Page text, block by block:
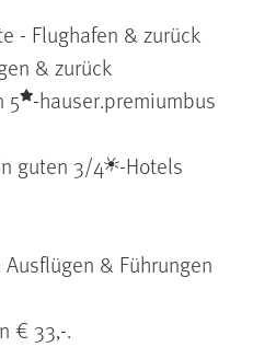
- Flughafen & zurück
& zurück
5 -hauser.premiumbus
guten 3/4 -Hotels
& Führungen
€ 33,-.